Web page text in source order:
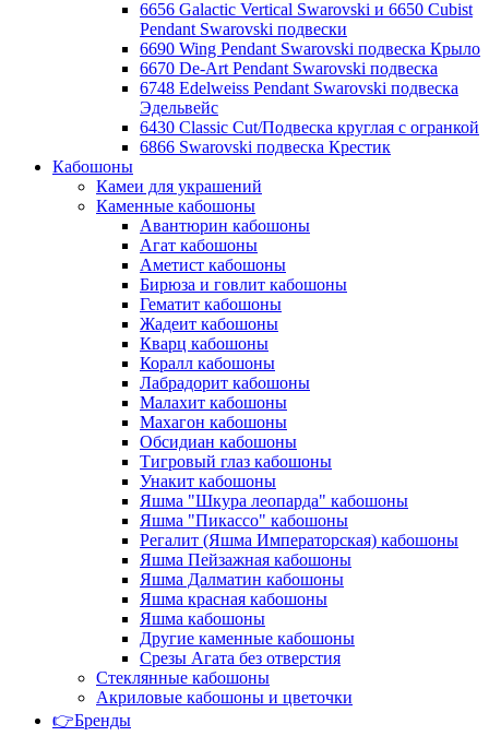
6656 Galactic Vertical Swarovski и 6650 Cubist
Pendant Swarovski подвески
6690 Wing Pendant Swarovski подвеска Крыло
6670 De-Art Pendant Swarovski подвеска
6748 Edelweiss Pendant Swarovski подвеска
Эдельвейс
6430 Classic Cut/Подвеска круглая с огранкой
6866 Swarovski подвеска Крестик
Кабошоны
Камеи для украшений
Каменные кабошоны
Авантюрин кабошоны
Агат кабошоны
Аметист кабошоны
Бирюза и говлит кабошоны
Гематит кабошоны
Жадеит кабошоны
Кварц кабошоны
Коралл кабошоны
Лабрадорит кабошоны
Малахит кабошоны
Махагон кабошоны
Обсидиан кабошоны
Тигровый глаз кабошоны
Унакит кабошоны
Яшма "Шкура леопарда" кабошоны
Яшма "Пикассо" кабошоны
Регалит (Яшма Императорская) кабошоны
Яшма Пейзажная кабошоны
Яшма Далматин кабошоны
Яшма красная кабошоны
Яшма кабошоны
Другие каменные кабошоны
Срезы Агата без отверстия
Стеклянные кабошоны
Акриловые кабошоны и цветочки
👉Бренды